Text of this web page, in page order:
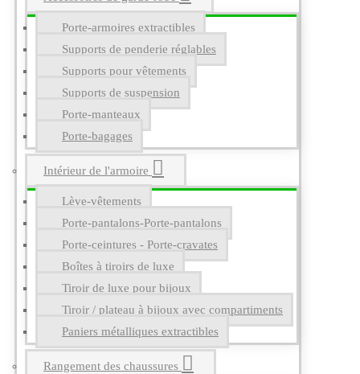
Porte-armoires extractibles
Supports de penderie réglables
Supports pour vêtements
Supports de suspension
Porte-manteaux
Porte-bagages
Intérieur de l'armoire
Lève-vêtements
Porte-pantalons-Porte-pantalons
Porte-ceintures - Porte-cravates
Boîtes à tiroirs de luxe
Tiroir de luxe pour bijoux
Tiroir / plateau à bijoux avec compartiments
Paniers métalliques extractibles
Rangement des chaussures